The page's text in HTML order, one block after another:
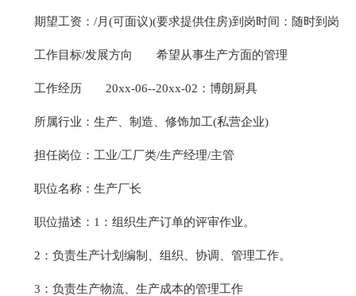
期望工资：/月(可面议)(要求提供住房)到岗时间：随时到岗
工作目标/发展方向 希望从事生产方面的管理
工作经历 20xx-06--20xx-02：博朗厨具
所属行业：生产、制造、修饰加工(私营企业)
担任岗位：工业/工厂类/生产经理/主管
职位名称：生产厂长
职位描述：1：组织生产订单的评审作业。
2：负责生产计划编制、组织、协调、管理工作。
3：负责生产物流、生产成本的管理工作